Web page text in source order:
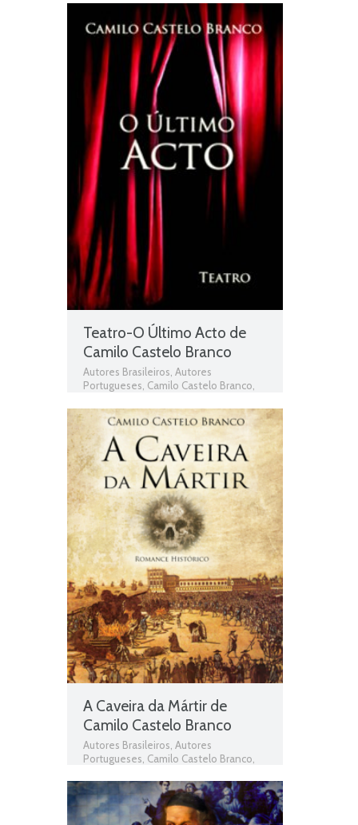
download,Livros pdf,livros PNL Livros
Portugueses ,Livros Portugueses,
Obras,Obras de domínio público,
Obras Portuguesas,
Plano Nacional da
Leitura
PNL
Teatro-O Último Acto de
Camilo Castelo Branco
Autores Brasileiros Autores
Portugueses Camilo Castelo Branco
download,Livros pdf,livros PNL,Livros
Portugueses,Obras,Obras Brasileiras
Obras de domínio público
, Obras
Portuguesas, Plano Nacional da
Leitura ,Teatro Último Acto
A Caveira da Mártir de
Camilo Castelo Branco
Autores Brasileiros Autores
Portugueses Camilo Castelo Branco
Livros para download,Livros pdf,livros
PNL,Livros Portugueses,Obras,Obras
Brasileiras
Obras de domínio público,